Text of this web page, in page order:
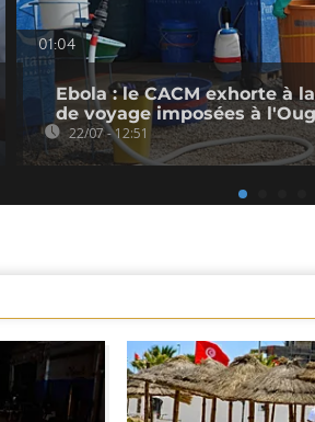
01:04
Ebola : le CACM exhorte à
de voyage imposées à
22/07 - 12:51